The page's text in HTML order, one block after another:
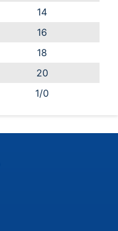
14
16
18
20
1/0